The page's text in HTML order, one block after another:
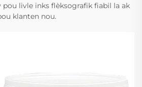
pou livle inks flèksografik fiabil la ak
klanten nou.